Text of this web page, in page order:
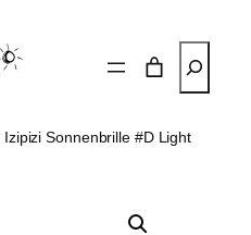
Izipizi Sonnenbrille #D Light